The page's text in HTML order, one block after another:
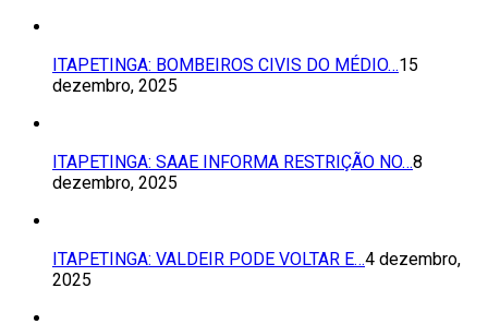
ITAPETINGA: BOMBEIROS CIVIS DO MÉDIO…15
dezembro, 2025
ITAPETINGA: SAAE INFORMA RESTRIÇÃO NO…8
dezembro, 2025
ITAPETINGA: VALDEIR PODE VOLTAR E…4 dezembro,
2025